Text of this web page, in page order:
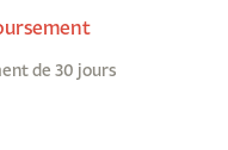
de 30 jours